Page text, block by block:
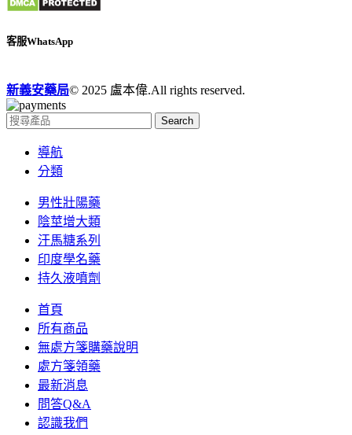
客服WhatsApp
新義安藥局© 2025 盧本偉.All rights reserved.
Search
導航
分類
男性壯陽藥
陰莖增大類
汗馬糖系列
印度學名藥
持久液噴劑
首頁
所有商品
無處方箋購藥說明
處方箋領藥
最新消息
問答Q&A
認識我們